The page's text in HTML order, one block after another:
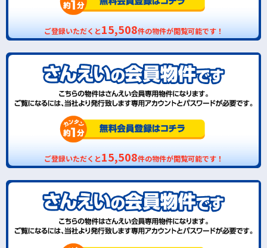
ご登録いただくと15,508件の物件が閲覧可能です！
ご登録いただくと15,508件の物件が閲覧可能です！